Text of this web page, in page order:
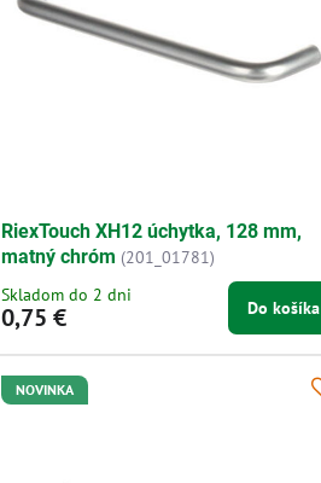
RiexTouch XH12 úchytka, 128 mm,
matný chróm (201_01781)
Skladom do 2 dni
0,75 € Do košíka
NOVINKA